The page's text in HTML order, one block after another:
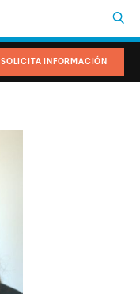
SOLICITA INFORMACIÓN